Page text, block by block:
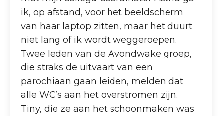
ik, op afstand, voor het beeldscherm
van haar laptop zitten, maar het duurt
niet lang of ik wordt weggeroepen.
Twee leden van de Avondwake groep,
die straks de uitvaart van een
parochiaan gaan leiden, melden dat
alle WC’s aan het overstromen zijn.
Tiny, die ze aan het schoonmaken was